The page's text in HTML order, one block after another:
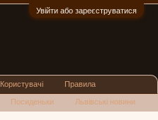
Увійти або зареєструватися
Користувачі Правила
Посиденьки Львівські новини